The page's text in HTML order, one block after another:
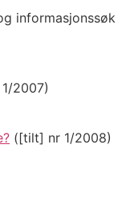
informasjonssøk
2007)
([tilt] nr 1/2008)